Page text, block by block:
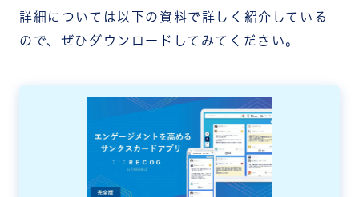
詳細については以下の資料で詳しく紹介している
ので、ぜひダウンロードしてみてください。